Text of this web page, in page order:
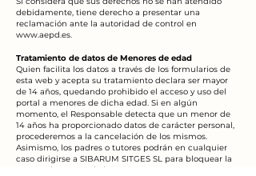
debidamente, tiene derecho a presentar una
reclamación ante la autoridad de control en
www.aepd.es.
Tratamiento de datos de Menores de edad
Quien facilita los datos a través de los formularios de
esta web y acepta su tratamiento declara ser mayor
de 14 años, quedando prohibido el acceso y uso del
portal a menores de dicha edad. Si en algún
momento, el Responsable detecta que un menor de
14 años ha proporcionado datos de carácter personal,
procederemos a la cancelación de los mismos.
Asimismo, los padres o tutores podrán en cualquier
caso dirigirse a SIBARUM SITGES SL para bloquear la
cuenta de acceso de los menores a su cargo que se